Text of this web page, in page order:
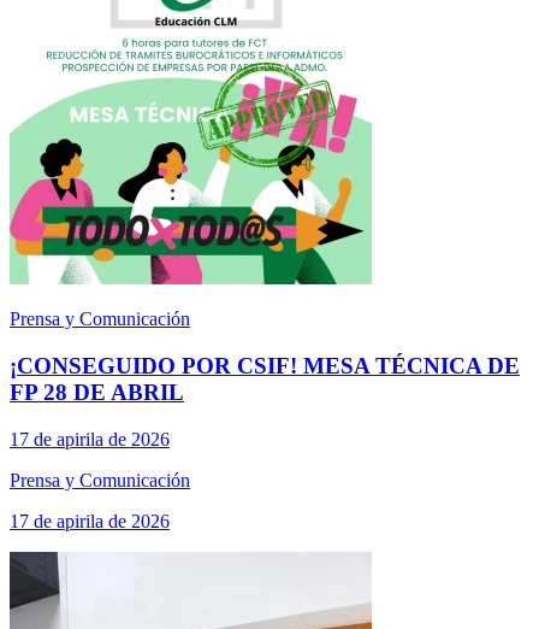
Prensa y Comunicación
¡CONSEGUIDO POR CSIF! MESA TÉCNICA DE
FP 28 DE ABRIL
17 de apirila de 2026
Prensa y Comunicación
17 de apirila de 2026